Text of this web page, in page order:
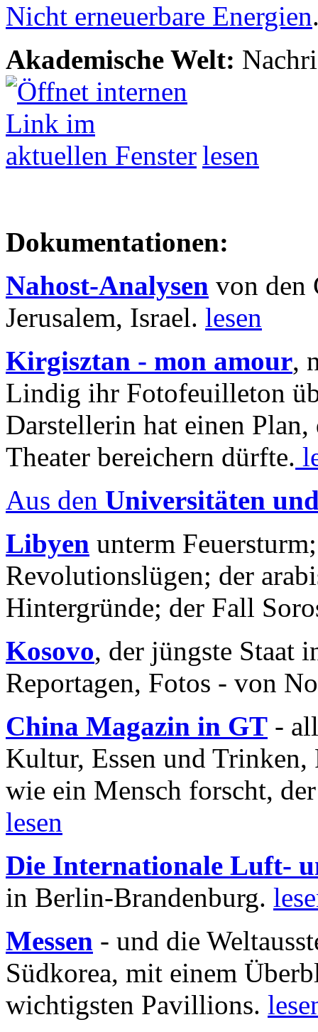
Nicht erneuerbare Energien
Akademische Welt:
lesen
Dokumentationen:
Nahost-Analysen von den
Jerusalem, Israel. lesen
Kirgisztan - mon amour,
Lindig ihr Fotofeuilleton
Darstellerin hat einen Plan,
Theater bereichern dürfte.
Aus den Universitäten
Libyen unterm
Revolutionslügen; der
Hintergründe; der Fall
Kosovo, der jüngste Staat
Reportagen, Fotos - von
China Magazin in GT -
Kultur, Essen und
wie ein Mensch forscht,
lesen
Die Internationale Luft-
in Berlin-Brandenburg.
Messen - und die
Südkorea, mit einem
wichtigsten Pavillions.